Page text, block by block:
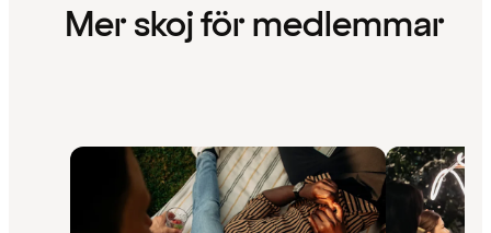
Mer skoj för medlemmar